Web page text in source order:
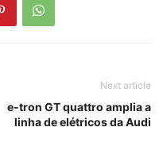
Next article
e-tron GT quattro amplia a
linha de elétricos da Audi